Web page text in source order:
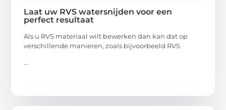
Laat uw RVS watersnijden voor een
perfect resultaat
Als u RVS materiaal wilt bewerken dan kan dat op
verschillende manieren, zoals bijvoorbeeld RVS
...